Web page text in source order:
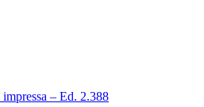
– Ed. 2.388